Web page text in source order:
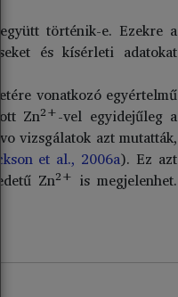
történik-e. Ezekre a
és kísérleti adatokat
vonatkozó egyértelmű
Zn2+-vel egyidejűleg a
vizsgálatok azt mutatták,
et al., 2006a). Ez azt
Zn2+ is megjelenhet.